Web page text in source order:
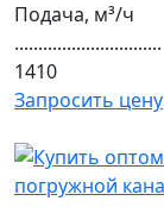
Подача, м³/ч
...............................
1410
Запросить цену